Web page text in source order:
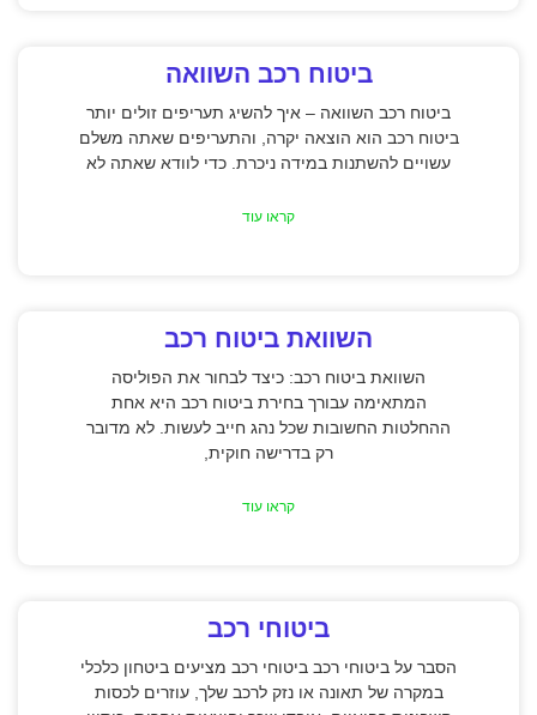
ביטוח רכב השוואה
ביטוח רכב השוואה – איך להשיג תעריפים זולים יותר
ביטוח רכב הוא הוצאה יקרה, והתעריפים שאתה משלם
עשויים להשתנות במידה ניכרת. כדי לוודא שאתה לא
קראו עוד
השוואת ביטוח רכב
השוואת ביטוח רכב: כיצד לבחור את הפוליסה
המתאימה עבורך בחירת ביטוח רכב היא אחת
ההחלטות החשובות שכל נהג חייב לעשות. לא מדובר
רק בדרישה חוקית,
קראו עוד
ביטוחי רכב
הסבר על ביטוחי רכב ביטוחי רכב מציעים ביטחון כלכלי
במקרה של תאונה או נזק לרכב שלך, עוזרים לכסות